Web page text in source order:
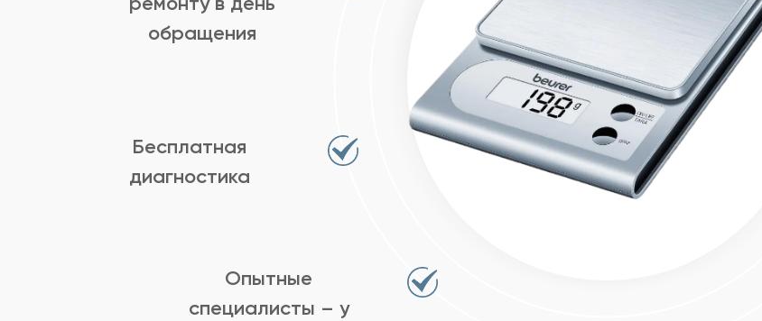
обращения
Бесплатная
диагностика
Опытные
специалисты – у